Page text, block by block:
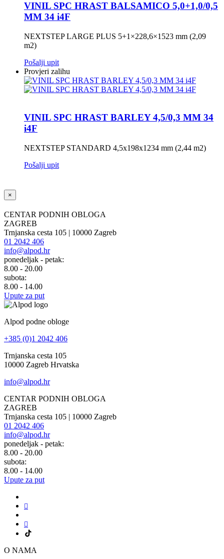
VINIL SPC HRAST BALSAMICO 5,0+1,0/0,5
MM 34 i4F
NEXTSTEP LARGE PLUS 5+1×228,6×1523 mm (2,09
m2)
Pošalji upit
Provjeri zalihu
VINIL SPC HRAST BARLEY 4,5/0,3 MM 34
i4F
NEXTSTEP STANDARD 4,5x198x1234 mm (2,44 m2)
Pošalji upit
×
CENTAR PODNIH OBLOGA
ZAGREB
Trnjanska cesta 105 | 10000 Zagreb
01 2042 406
info@alpod.hr
ponedeljak - petak:
8.00 - 20.00
subota:
8.00 - 14.00
Upute za put
Alpod podne obloge
+385 (0)1 2042 406
Trnjanska cesta 105
10000 Zagreb Hrvatska
info@alpod.hr
CENTAR PODNIH OBLOGA
ZAGREB
Trnjanska cesta 105 | 10000 Zagreb
01 2042 406
info@alpod.hr
ponedeljak - petak:
8.00 - 20.00
subota:
8.00 - 14.00
Upute za put
O NAMA